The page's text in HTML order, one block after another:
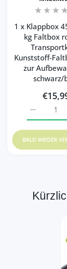
1 x Klappbox
kg Faltbox
Kunststoff-
zur
schwarz/
Erhöhe
BALD WIEDER